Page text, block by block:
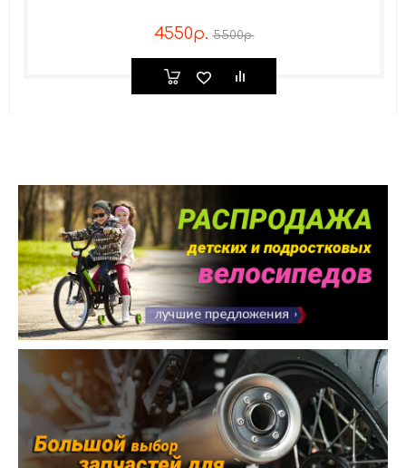
4550р. 5500р.